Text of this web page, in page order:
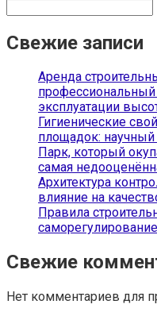
Свежие записи
Аренда
эксплуатации
Гигиенические
площадок: научный
Парк, который
самая
Архитектура
влияние на
Правила
Свежие
Нет комментариев для